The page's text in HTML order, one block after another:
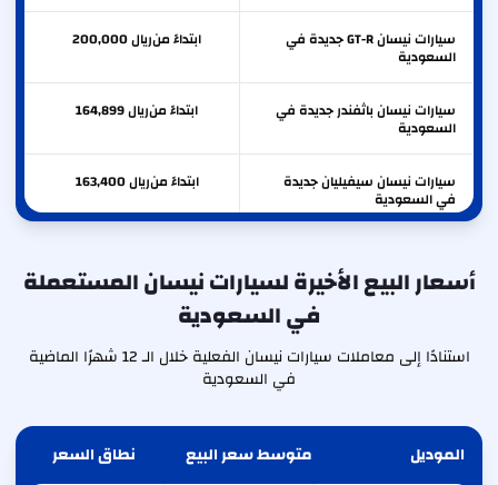
سيارات نيسان GT-R جديدة في
السعودية
ابتداءً من 200,000ريال
سيارات نيسان باثفندر جديدة في
السعودية
ابتداءً من 164,899ريال
سيارات نيسان سيفيليان جديدة
في السعودية
ابتداءً من 163,400ريال
السعودية
سيارات نيسان ألتيما جديدة في ابتداءً من
أسعار البيع الأخيرة لسيارات نيسان المستعملة
في السعودية
استنادًا إلى معاملات سيارات نيسان الفعلية خلال الـ 12 شهرًا الماضية
في السعودية
الموديل متوسط سعر البيع نطاق السعر